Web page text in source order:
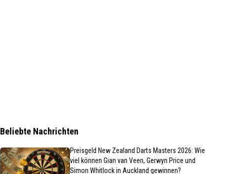
Beliebte Nachrichten
Preisgeld New Zealand Darts Masters 2026: Wie
viel können Gian van Veen, Gerwyn Price und
Simon Whitlock in Auckland gewinnen?